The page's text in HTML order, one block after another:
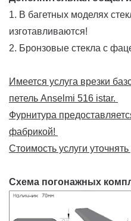
1. В багетных моделях
изготавливаются!
2. Бронзовые стекла с
Имеется услуга врезки
петель Anselmi 516 istar.
Фурнитура
фабрикой!
Стоимость услуги
Схема погонажных